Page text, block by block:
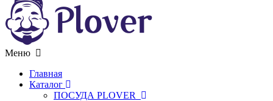
Меню
Главная
Каталог
ПОСУДА PLOVER